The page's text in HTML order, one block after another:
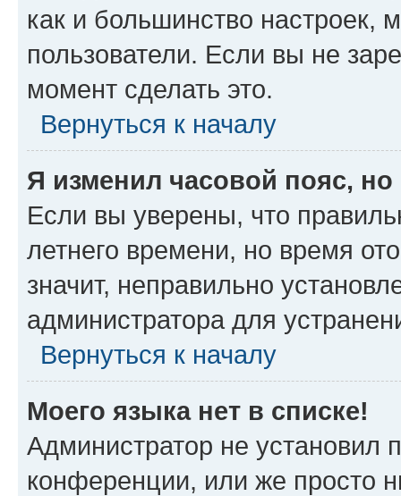
как и большинство настроек,
пользователи. Если вы не
момент сделать это.
Вернуться к началу
Я изменил часовой пояс,
Если вы уверены, что
летнего времени, но время
значит, неправильно
администратора для
Вернуться к началу
Моего языка нет в списке!
Администратор не установил
конференции, или же просто